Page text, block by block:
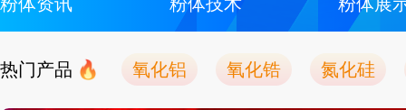
热门产品 氧化铝 氧化锆 氮化硅